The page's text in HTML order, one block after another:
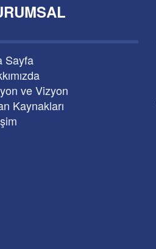
Sayfa
ve Vizyon
Kaynakları